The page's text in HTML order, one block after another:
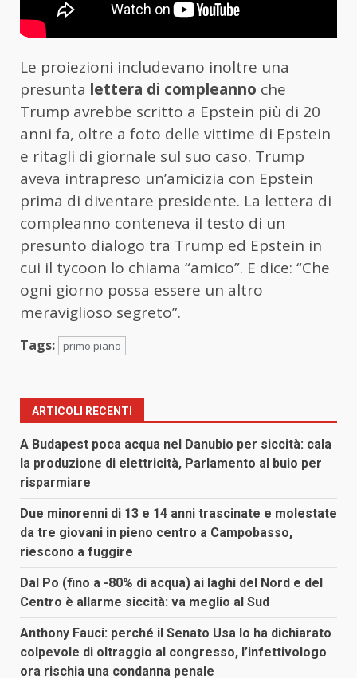
Le proiezioni includevano inoltre una
presunta lettera di compleanno che
Trump avrebbe scritto a Epstein più di 20
anni fa, oltre a foto delle vittime di Epstein
e ritagli di giornale sul suo caso. Trump
aveva intrapreso un’amicizia con Epstein
prima di diventare presidente. La lettera di
compleanno conteneva il testo di un
presunto dialogo tra Trump ed Epstein in
cui il tycoon lo chiama “amico”. E dice: “Che
ogni giorno possa essere un altro
meraviglioso segreto”.
Tags: primo piano
ARTICOLI RECENTI
A Budapest poca acqua nel Danubio per siccità: cala
la produzione di elettricità, Parlamento al buio per
risparmiare
Due minorenni di 13 e 14 anni trascinate e molestate
da tre giovani in pieno centro a Campobasso,
riescono a fuggire
Dal Po (fino a -80% di acqua) ai laghi del Nord e del
Centro è allarme siccità: va meglio al Sud
Anthony Fauci: perché il Senato Usa lo ha dichiarato
colpevole di oltraggio al congresso, l’infettivologo
ora rischia una condanna penale